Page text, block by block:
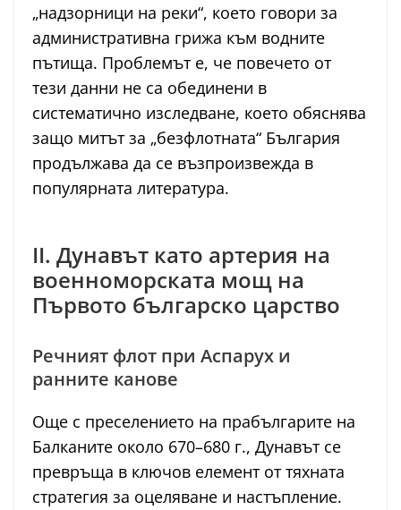
„надзорници на реки“, което говори за
административна грижа към водните
пътища. Проблемът е, че повечето от
тези данни не са обединени в
систематично изследване, което обяснява
защо митът за „безфлотната“ България
продължава да се възпроизвежда в
популярната литература.
II. Дунавът като артерия на
военноморската мощ на
Първото българско царство
Речният флот при Аспарух и
ранните канове
Още с преселението на прабългарите на
Балканите около 670–680 г., Дунавът се
превръща в ключов елемент от тяхната
стратегия за оцеляване и настъпление.